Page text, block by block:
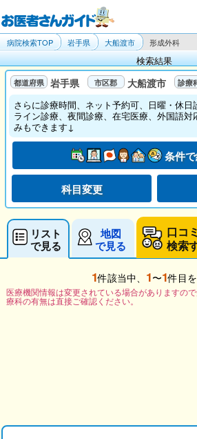
病院検索TOP 岩手県 大船渡市 形成外科
検索結果
岩手県 大船渡市
さらに診療時間、ネット予約可、日曜・休日
ライン診療、夜間診療、在宅医療、外国語対
みもできます↓
条件
科目変更
リスト
で見る
地図
で見る
口コ
検索
1件該当中、 1〜1件目
医療機関情報は変更されている場合がありますの
療科の有無は直接ご確認ください。